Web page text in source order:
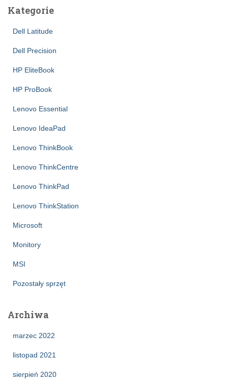
Kategorie
Dell Latitude
Dell Precision
HP EliteBook
HP ProBook
Lenovo Essential
Lenovo IdeaPad
Lenovo ThinkBook
Lenovo ThinkCentre
Lenovo ThinkPad
Lenovo ThinkStation
Microsoft
Monitory
MSI
Pozostały sprzęt
Archiwa
marzec 2022
listopad 2021
sierpień 2020